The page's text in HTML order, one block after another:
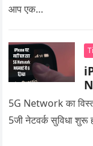
आप एक…
5G Network का
5जी नेटवर्क सुविधा